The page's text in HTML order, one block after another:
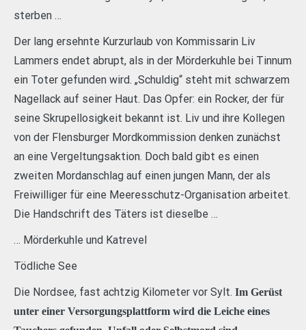
sterben …
Der lang ersehnte Kurzurlaub von Kommissarin Liv
Lammers endet abrupt, als in der Mörderkuhle bei Tinnum
ein Toter gefunden wird. „Schuldig“ steht mit schwarzem
Nagellack auf seiner Haut. Das Opfer: ein Rocker, der für
seine Skrupellosigkeit bekannt ist. Liv und ihre Kollegen
von der Flensburger Mordkommission denken zunächst
an eine Vergeltungsaktion. Doch bald gibt es einen
zweiten Mordanschlag auf einen jungen Mann, der als
Freiwilliger für eine Meeresschutz-Organisation arbeitet.
Die Handschrift des Täters ist dieselbe …
… Mörderkuhle und Katrevel
Tödliche See
Die Nordsee, fast achtzig Kilometer vor Sylt. Im Gerüst
unter einer Versorgungsplattform wird die Leiche eines